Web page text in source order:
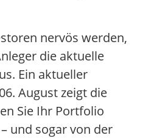
nervös werden,
die aktuelle
Ein aktueller
August zeigt die
Sie Ihr Portfolio
und sogar von der